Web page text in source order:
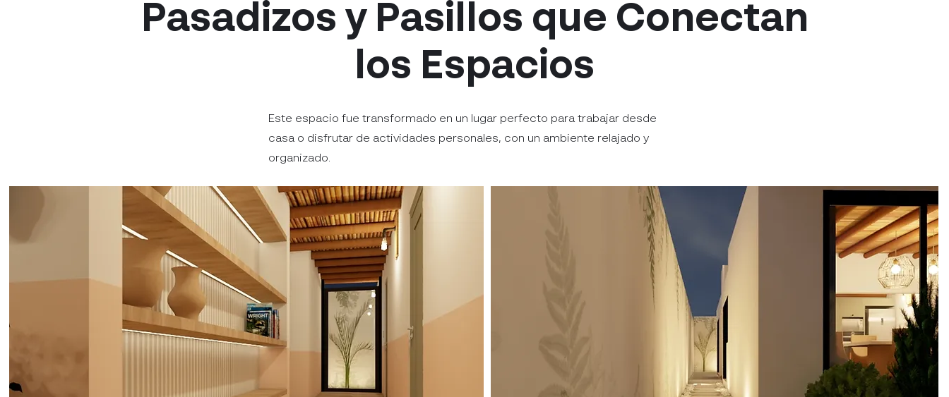
Pasadizos y Pasillos que Conectan
los Espacios
Este espacio fue transformado en un lugar perfecto para trabajar desde
casa o disfrutar de actividades personales, con un ambiente relajado y
organizado.